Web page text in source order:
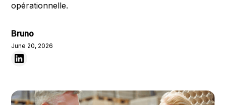
opérationnelle.
Bruno
June 20, 2026